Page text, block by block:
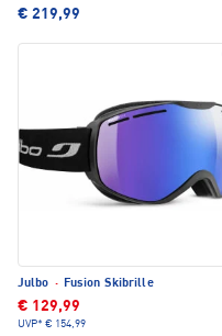
€ 219,99
Julbo · Fusion Skibrille
€ 129,99
UVP* € 154,99